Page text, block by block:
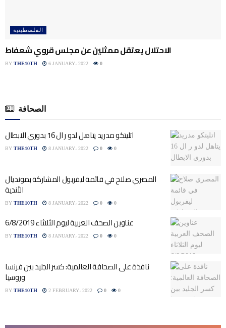
الفلسطينية
الاحتلال يعتقل ممثلين عن مجلس قروي شعفاط
BY THE10TH 6 JANUARY، 2022 0
الصحافة
اتليتكو مدريد يتاهل لدو ر ال 16 بدوري الابطال
BY THE10TH 8 JANUARY، 2022 0 0
المصري صلاح في قائمة ليفربول المشاركة بمونديال
الأندية
BY THE10TH 8 JANUARY، 2022 0 0
عناوين الصحف العربية ليوم الثلاثاء 6/8/2019
BY THE10TH 8 JANUARY، 2022 0 0
نافذة على الصحافة العالمية: كسر الجليد بين فرنسا
وروسيا
BY THE10TH 2 FEBRUARY، 2022 0 0